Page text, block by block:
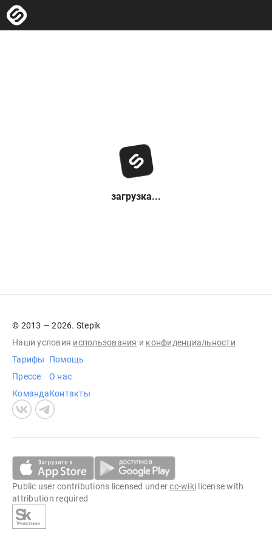
загрузка...
© 2013 — 2026. Stepik
Наши условия использования и конфиденциальности
Тарифы
Прессе
Команда
Помощь
О нас
Контакты
Public user contributions licensed undercc-wiki license with
attribution required